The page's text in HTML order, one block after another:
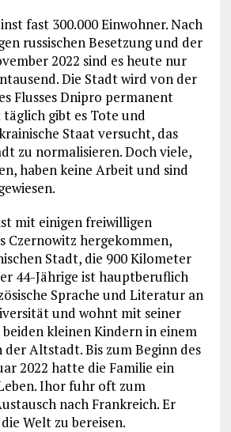
fast 300.000 Einwohner. Nach
russischen Besetzung und der
2022 sind es heute nur
Die Stadt wird von der
Flusses Dnipro permanent
täglich gibt es Tote und
Staat versucht, das
zu normalisieren. Doch viele,
haben keine Arbeit und sind
mit einigen freiwilligen
Czernowitz hergekommen,
Stadt, die 900 Kilometer
44-Jährige ist hauptberuflich
Sprache und Literatur an
und wohnt mit seiner
kleinen Kindern in einem
der Altstadt. Bis zum Beginn des
2022 hatte die Familie ein
Ihor fuhr oft zum
nach Frankreich. Er
Welt zu bereisen.